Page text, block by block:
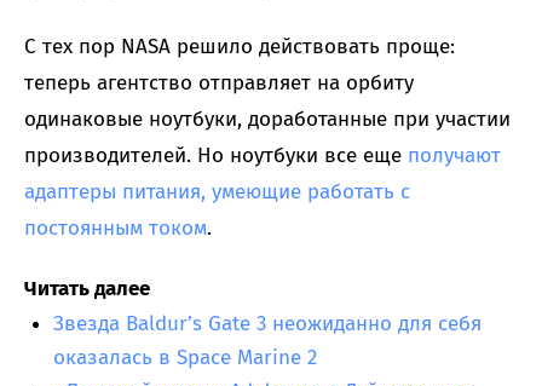
С тех пор NASA решило действовать проще:
теперь агентство отправляет на орбиту
одинаковые ноутбуки, доработанные при участии
производителей. Но ноутбуки все еще получают
адаптеры питания, умеющие работать с
постоянным током.
Читать далее
Звезда Baldur’s Gate 3 неожиданно для себя
оказалась в Space Marine 2